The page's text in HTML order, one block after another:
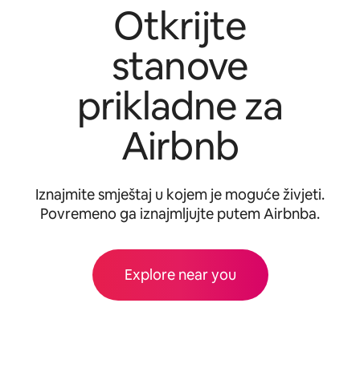
Otkrijte
stanove
prikladne za
Airbnb
Iznajmite smještaj u kojem je moguće živjeti.
Povremeno ga iznajmljujte putem Airbnba.
Explore near you